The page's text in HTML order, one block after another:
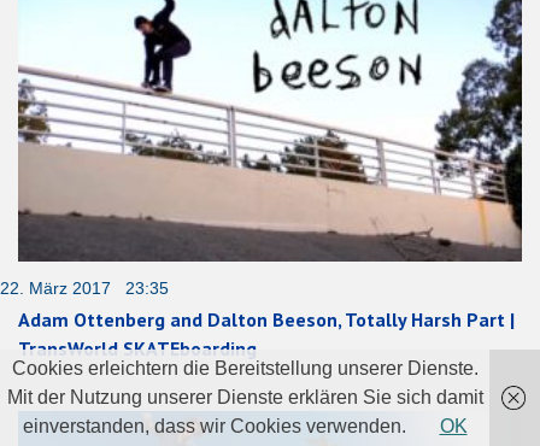
22. März 2017 23:35
Adam Ottenberg and Dalton Beeson, Totally Harsh Part |
TransWorld SKATEboarding
Cookies erleichtern die Bereitstellung unserer Dienste.
Mit der Nutzung unserer Dienste erklären Sie sich damit
einverstanden, dass wir Cookies verwenden.
OK